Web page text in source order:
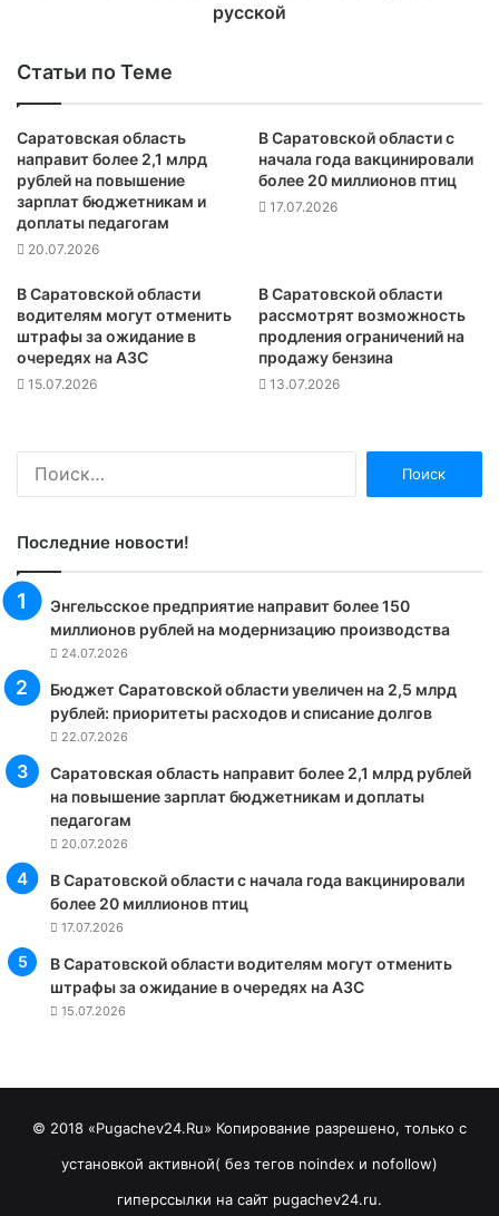
русской
Статьи по Теме
Саратовская область
направит более 2,1 млрд
рублей на повышение
зарплат бюджетникам и
доплаты педагогам
20.07.2026
В Саратовской области с
начала года вакцинировали
более 20 миллионов птиц
17.07.2026
В Саратовской области
водителям могут отменить
штрафы за ожидание в
очередях на АЗС
15.07.2026
В Саратовской области
рассмотрят возможность
продления ограничений на
продажу бензина
13.07.2026
Последние новости!
Энгельсское предприятие направит более 150
миллионов рублей на модернизацию производства
24.07.2026
Бюджет Саратовской области увеличен на 2,5 млрд
рублей: приоритеты расходов и списание долгов
22.07.2026
Саратовская область направит более 2,1 млрд рублей
на повышение зарплат бюджетникам и доплаты
педагогам
20.07.2026
В Саратовской области с начала года вакцинировали
более 20 миллионов птиц
17.07.2026
В Саратовской области водителям могут отменить
штрафы за ожидание в очередях на АЗС
15.07.2026
© 2018 «Pugachev24.Ru» Копирование разрешено, только с
установкой активной( без тегов noindex и nofollow)
гиперссылки на сайт pugachev24.ru.